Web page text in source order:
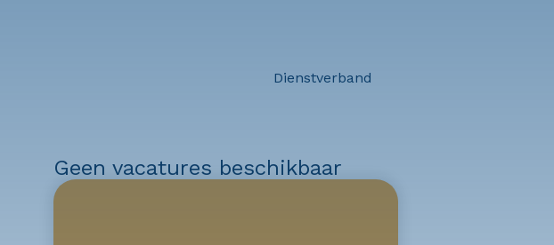
Dienstverband
Geen vacatures beschikbaar